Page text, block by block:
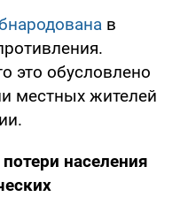
в
это обусловлено
местных жителей
населения